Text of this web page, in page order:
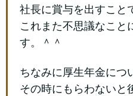
社長に賞与を出すこと
これまた不思議なこと
す。＾＾
ちなみに厚生年金につ
その時にもらわないと